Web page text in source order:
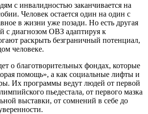
с инвалидностью заканчивается на
Человек остается один на один с
в жизни уже позади. Но есть другая
с диагнозом ОВЗ адаптируя к
раскрыть безграничный потенциал,
человеке.
о благотворительных фондах, которые
помощь», а как социальные лифты и
Их программы ведут людей от первой
пьедестала, от первого мазка
выставки, от сомнений в себе до